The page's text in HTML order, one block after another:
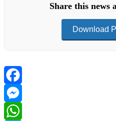
Share this news
Download
Facebook
Messenger